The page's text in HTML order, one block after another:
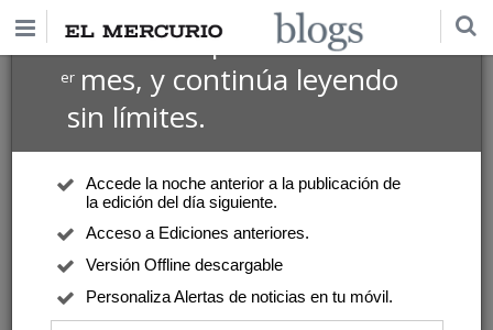
Suscríbete por $1 USD
ermes, y continúa leyendo
sin límites.
Accede la noche anterior a la publicación de
la edición del día siguiente.
Acceso a Ediciones anteriores.
Versión Offline descargable
Personaliza Alertas de noticias en tu móvil.